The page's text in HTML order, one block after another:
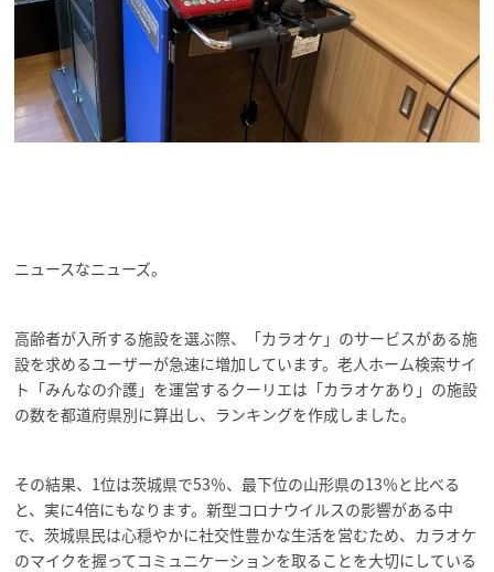
ニュースなニューズ。
高齢者が入所する施設を選ぶ際、「カラオケ」のサービスがある施
設を求めるユーザーが急速に増加しています。老人ホーム検索サイ
ト「みんなの介護」を運営するクーリエは「カラオケあり」の施設
の数を都道府県別に算出し、ランキングを作成しました。
その結果、1位は茨城県で53％、最下位の山形県の13％と比べる
と、実に4倍にもなります。新型コロナウイルスの影響がある中
で、茨城県民は心穏やかに社交性豊かな生活を営むため、カラオケ
のマイクを握ってコミュニケーションを取ることを大切にしている